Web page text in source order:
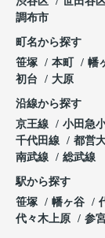
調布市
町名から探す
笹塚
本町 幡
初台
大原
沿線から探す
京王線
小田急
千代田線
都営
南武線
総武線
駅から探す
笹塚
幡ヶ谷
代々木上原
参